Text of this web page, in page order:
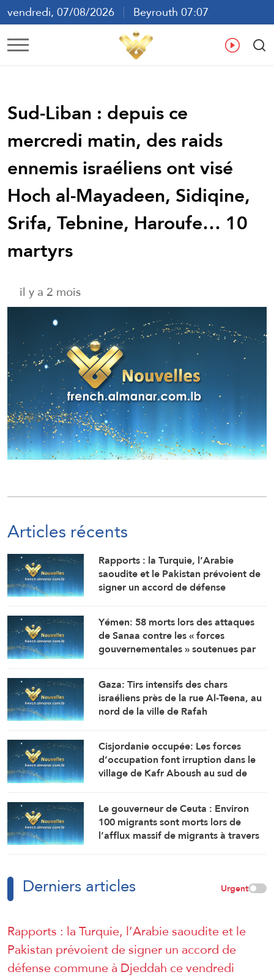
vendredi, 07/08/2026
Beyrouth 07:07
ع
Sud-Liban : depuis ce
mercredi matin, des raids
ennemis israéliens ont visé
Hoch al-Mayadeen, Sidiqine,
Srifa, Tebnine, Haroufe… 10
martyrs
il y a 2 mois
Articles récents
Rapports : la Turquie, l’Arabie
saoudite et le Pakistan prévoient de
signer un accord de défense
Yémen: 58 morts lors des attaques
de Sanaa contre les « forces
gouvernementales » soutenues par
source militaire yéménite)
Gaza: Tirs intensifs des chars
israéliens près de la rue Al-Teena, au
nord de la ville de Rafah
Cisjordanie occupée: Les forces
d’occupation font irruption dans le
village de Kafr Aboush au sud de
plusieurs maisons
Le gouverneur de Ceuta : Environ
100 migrants sont morts lors de
l’afflux massif de migrants à travers
Derniers articles Urgent
Rapports : la Turquie, l’Arabie saoudite et le
Pakistan prévoient de signer un accord de
défense commune à Djeddah ce vendredi